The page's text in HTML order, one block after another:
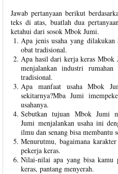
Jawab pertanyaan berikut
teks di atas, buatlah dua
ketahui dari sosok Mbok Jumi.
Apa jenis usaha yang
obat tradisional.
Apa hasil dari kerja keras Mbok
menjalankan industri
tradisional.
Apa manfaat usaha Mbok
sekitarnya?Mba Jumi
usahanya.
Sebutkan tujuan Mbok Jumi
Jumi menjalankan usaha ini
ilmu dan senang bisa membantu
Menurutmu, bagaimana
pekerja keras.
Nilai-nilai apa yang bisa kamu
keras, pantang menyerah.